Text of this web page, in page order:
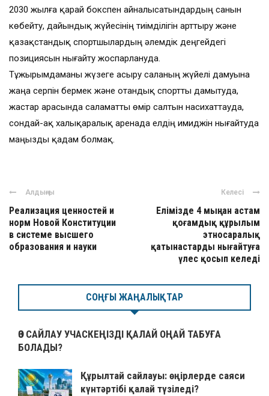
2030 жылға қарай бокспен айналысатындардың санын
көбейту, дайындық жүйесінің тиімділігін арттыру және
қазақстандық спортшылардың әлемдік деңгейдегі
позициясын нығайту жоспарлануда.
Тұжырымдаманы жүзеге асыру саланың жүйелі дамуына
жаңа серпін бермек және отандық спортты дамытуда,
жастар арасында саламатты өмір салтын насихаттауда,
сондай-ақ халықаралық аренада елдің имиджін нығайтуда
маңызды қадам болмақ.
Алдыңғы
Реализация ценностей и
норм Новой Конституции
в системе высшего
образования и науки
Келесі
Елімізде 4 мыңнан астам
қоғамдық құрылым
этносаралық
қатынастарды нығайтуға
үлес қосып келеді
СОҢҒЫ ЖАҢАЛЫҚТАР
ӨЗ САЙЛАУ УЧАСКЕҢІЗДІ ҚАЛАЙ ОҢАЙ ТАБУҒА
БОЛАДЫ?
Құрылтай сайлауы: өңірлерде саяси
күнтәртібі қалай түзіледі?